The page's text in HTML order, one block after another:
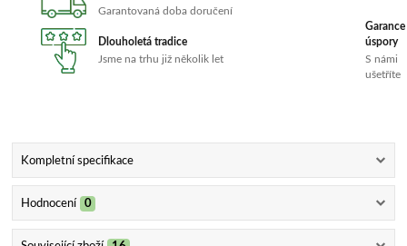
Garantovaná doba doručení
Dlouholetá tradice
Jsme na trhu již několik let
Garance
úspory
S námi
ušetříte
Kompletní specifikace
Hodnocení 0